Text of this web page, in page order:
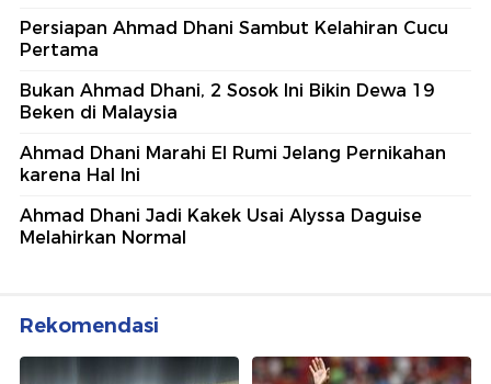
Persiapan Ahmad Dhani Sambut Kelahiran Cucu
Pertama
Bukan Ahmad Dhani, 2 Sosok Ini Bikin Dewa 19
Beken di Malaysia
Ahmad Dhani Marahi El Rumi Jelang Pernikahan
karena Hal Ini
Ahmad Dhani Jadi Kakek Usai Alyssa Daguise
Melahirkan Normal
Rekomendasi